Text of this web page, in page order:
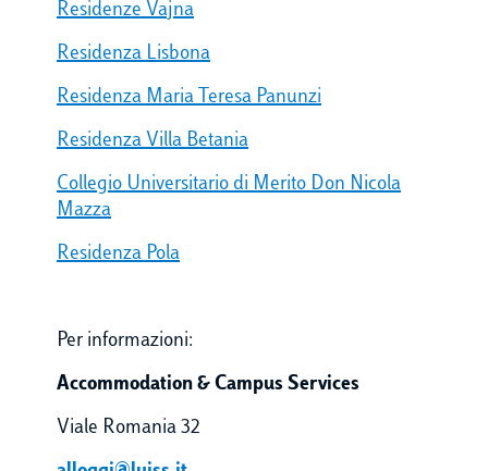
Residenze Vajna
Residenza Lisbona
Residenza Maria Teresa Panunzi
Residenza Villa Betania
Collegio Universitario di Merito Don Nicola
Mazza
Residenza Pola
Per informazioni:
Accommodation & Campus Services
Viale Romania 32